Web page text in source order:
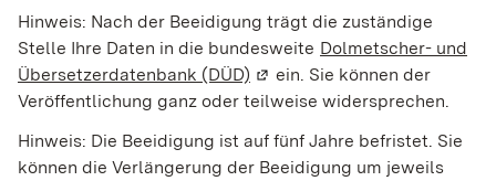
Hinweis: Nach der Beeidigung trägt die zuständige
Stelle Ihre Daten in die bundesweite Dolmetscher- und
Übersetzerdatenbank (DÜD) (Wird in einem neuen
ein. Sie können der
Veröffentlichung ganz oder teilweise widersprechen.
Hinweis: Die Beeidigung ist auf fünf Jahre befristet. Sie
können die Verlängerung der Beeidigung um jeweils